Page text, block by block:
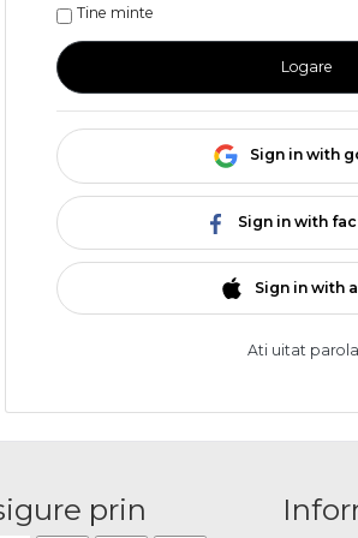
Tine minte
Logare
Sign in with
Sign in with
Sign in with
Ati uitat
prin